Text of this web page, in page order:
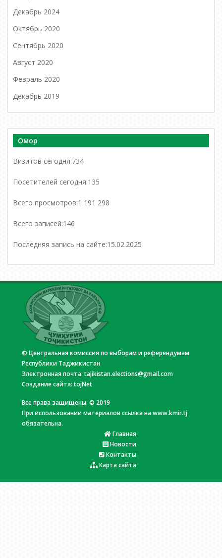
Декабрь 2024
Октябрь 2020
Сентябрь 2020
Август 2020
Февраль 2020
Декабрь 2019
Омор
Визитов сегодня:734
Посетителей сегодня:135
Всего просмотров:1 191 298
Всего записей:146
Последняя запись на сайте:15.02.2025
© Центральная комиссия по выборам и референдумам
Республики Таджикистан
Электронная почта:tajikistan.elections@gmail.com
Создание сайта:tojNet
Все права защищены. © 2019
При использовании материалов ссылка на www.kmir.tj
обязательна.
Главная
Новости
Контакты
Карта сайта